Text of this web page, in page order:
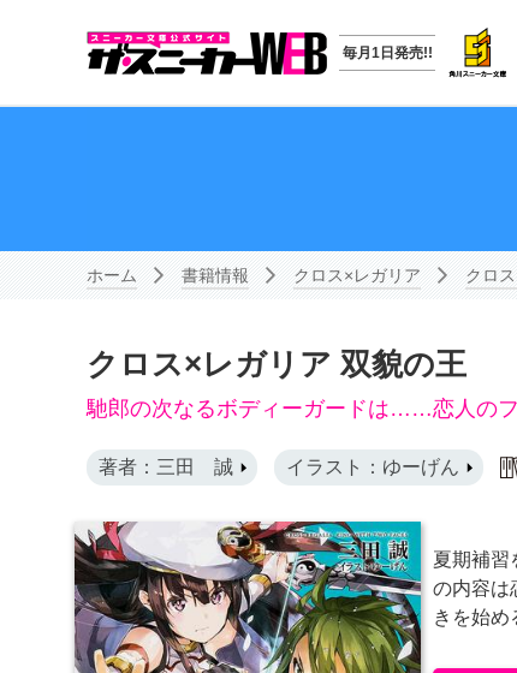
毎月1日発売!!
ホーム 書籍情報 クロス×レガリア クロ
クロス×レガリア 双貌の王
馳郎の次なるボディーガードは……恋人のフ
著者：三田 誠 イラスト：ゆーげん
夏期補習
の内容
きを始め